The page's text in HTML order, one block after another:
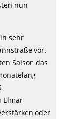
nun
sehr
vor.
Saison das
Elmar
oder